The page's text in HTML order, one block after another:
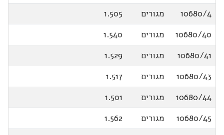
10680/4
מגורים
1.505
10680/40
מגורים
1.540
10680/41
מגורים
1.529
10680/43
מגורים
1.517
10680/44
מגורים
1.501
10680/45
מגורים
1.562